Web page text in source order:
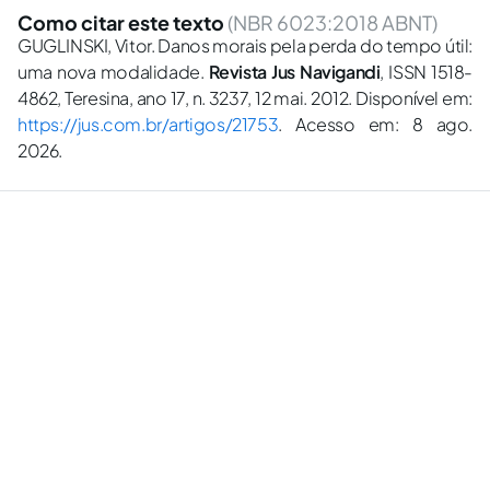
Como citar este texto (NBR 6023:2018 ABNT)
GUGLINSKI, Vitor. Danos morais pela perda do tempo útil:
uma nova modalidade. Revista Jus Navigandi, ISSN 1518-
4862, Teresina, ano 17, n. 3237, 12 mai. 2012. Disponível em:
https://jus.com.br/artigos/21753. Acesso em: 8 ago.
2026.